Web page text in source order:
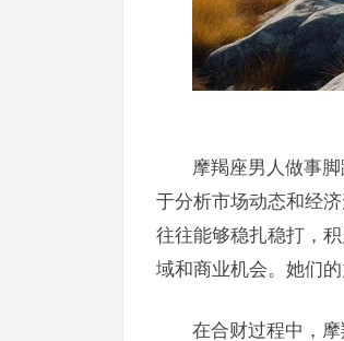
摩羯座男人做事
于分析市场动态和经
往往能够稳扎稳打，
域和商业机会。她们
在合财过程中，